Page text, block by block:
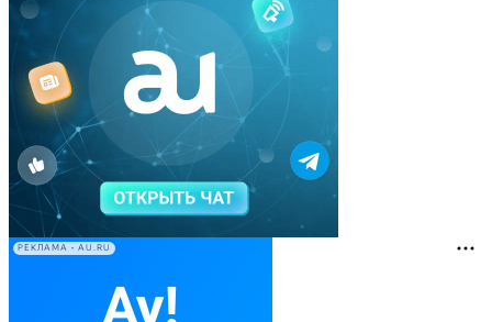
РЕКЛАМА • AU.RU